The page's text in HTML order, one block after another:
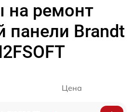
на ремонт
панели Brandt
Цена